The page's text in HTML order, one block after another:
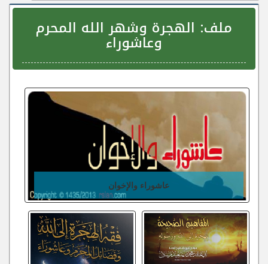
ملف: الهجرة وشهر الله المحرم
وعاشوراء
عاشوراء والإخوان